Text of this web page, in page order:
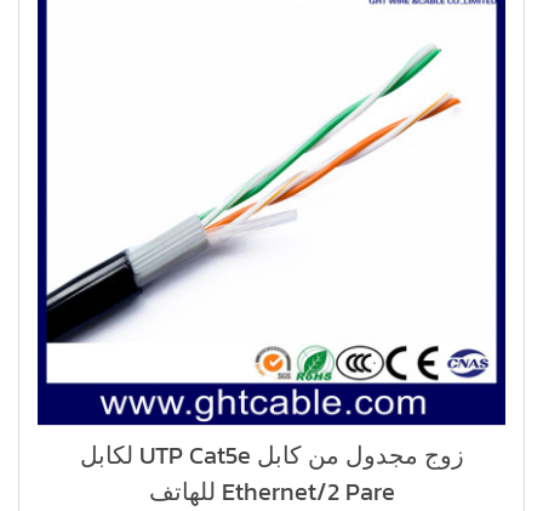
زوج مجدول من كابل UTP Cat5e لكابل
Ethernet/2 Pare للهاتف